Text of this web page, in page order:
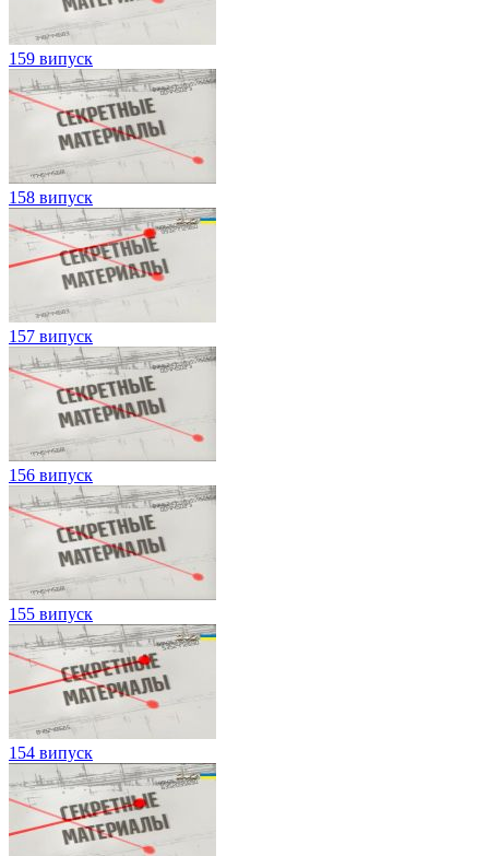
159 випуск
158 випуск
157 випуск
156 випуск
155 випуск
154 випуск